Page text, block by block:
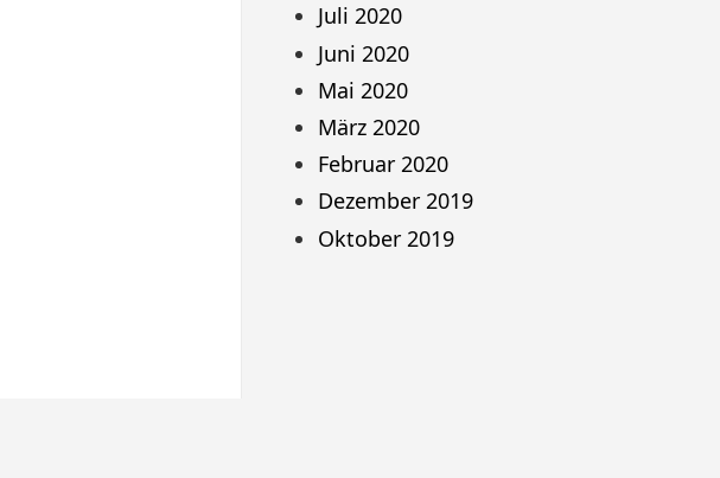
Juli 2020
Juni 2020
Mai 2020
März 2020
Februar 2020
Dezember 2019
Oktober 2019